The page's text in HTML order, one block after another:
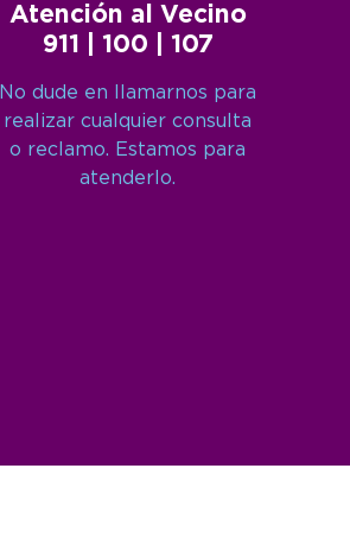
Atención al Vecino
911 | 100 | 107
No dude en llamarnos para
realizar cualquier consulta
o reclamo. Estamos para
atenderlo.